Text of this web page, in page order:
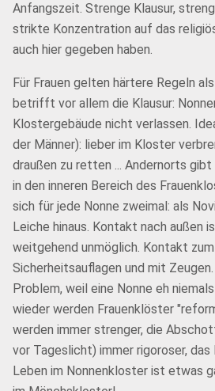
Anfangszeit. Strenge Klausur,
strikte Konzentration auf das
auch hier gegeben haben.
Für Frauen gelten härtere Regeln
betrifft vor allem die Klausur:
Klostergebäude nicht verlassen.
der Männer): lieber im Kloster
draußen zu retten ... Andernorts gibt
in den inneren Bereich des
sich für jede Nonne zweimal: als
Leiche hinaus. Kontakt nach außen
weitgehend unmöglich. Kontakt
Sicherheitsauflagen und mit
Problem, weil eine Nonne eh
wieder werden Frauenklöster
werden immer strenger, die
vor Tageslicht) immer rigoroser, das
Leben im Nonnenkloster ist etwas